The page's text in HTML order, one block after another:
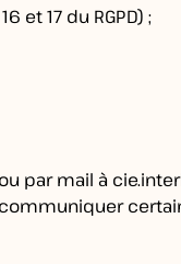
et 17 du RGPD) ;
par mail à